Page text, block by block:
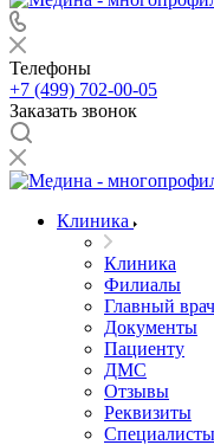
Телефоны
+7 (499) 702-00-05
Заказать звонок
Клиника
Клиника
Филиалы
Главный врач
Документы
Пациенту
ДМС
Отзывы
Реквизиты
Специалисты